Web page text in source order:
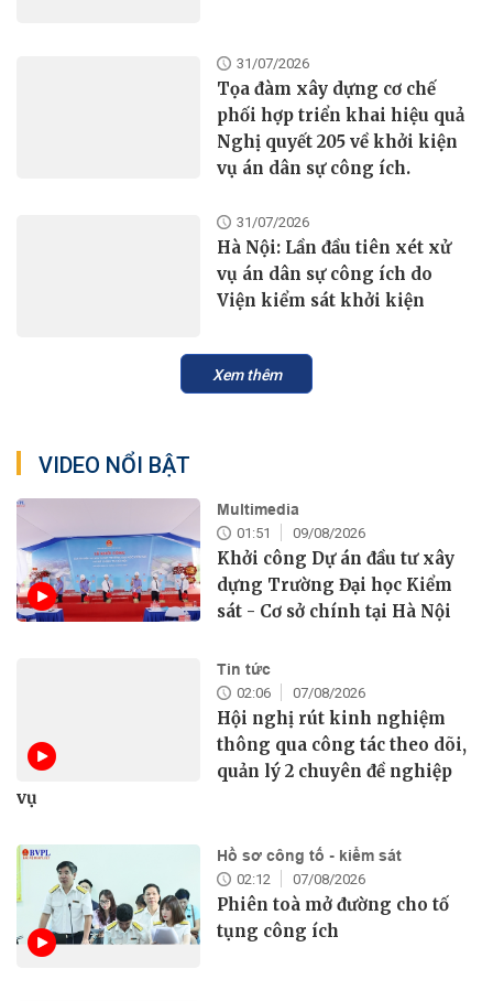
31/07/2026
Tọa đàm xây dựng cơ chế
phối hợp triển khai hiệu quả
Nghị quyết 205 về khởi kiện
vụ án dân sự công ích.
31/07/2026
Hà Nội: Lần đầu tiên xét xử
vụ án dân sự công ích do
Viện kiểm sát khởi kiện
Xem thêm
VIDEO NỔI BẬT
Multimedia
01:51 09/08/2026
Khởi công Dự án đầu tư xây
dựng Trường Đại học Kiểm
sát - Cơ sở chính tại Hà Nội
Tin tức
02:06 07/08/2026
Hội nghị rút kinh nghiệm
thông qua công tác theo dõi,
quản lý 2 chuyên đề nghiệp
vụ
Hồ sơ công tố - kiểm sát
02:12 07/08/2026
Phiên toà mở đường cho tố
tụng công ích